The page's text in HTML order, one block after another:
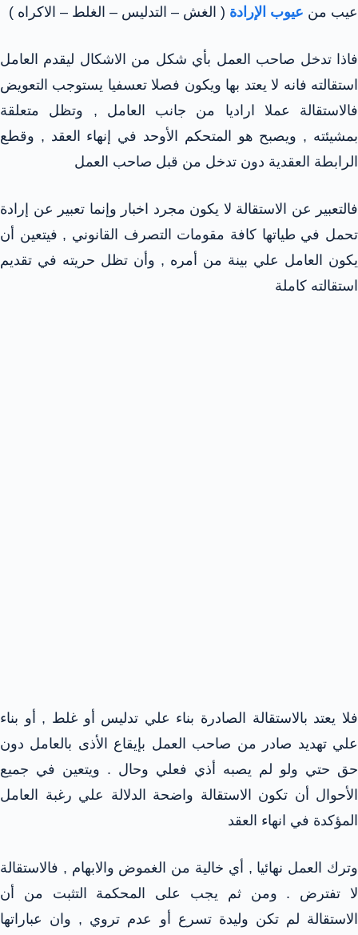
عيب من عيوب الإرادة ( الغش – التدليس – الغلط – الاكراه )
فاذا تدخل صاحب العمل بأي شكل من الاشكال ليقدم العامل
استقالته فانه لا يعتد بها ويكون فصلا تعسفيا يستوجب التعويض
فالاستقالة عملا اراديا من جانب العامل , وتظل متعلقة
بمشيئته , ويصبح هو المتحكم الأوحد في إنهاء العقد , وقطع
الرابطة العقدية دون تدخل من قبل صاحب العمل
فالتعبير عن الاستقالة لا يكون مجرد اخبار وإنما تعبير عن إرادة
تحمل في طياتها كافة مقومات التصرف القانوني , فيتعين أن
يكون العامل علي بينة من أمره , وأن تظل حريته في تقديم
استقالته كاملة
فلا يعتد بالاستقالة الصادرة بناء علي تدليس أو غلط , أو بناء
علي تهديد صادر من صاحب العمل بإيقاع الأذى بالعامل دون
حق حتي ولو لم يصبه أذي فعلي وحال . ويتعين في جميع
الأحوال أن تكون الاستقالة واضحة الدلالة علي رغبة العامل
المؤكدة في انهاء العقد
وترك العمل نهائيا , أي خالية من الغموض والابهام , فالاستقالة
لا تفترض . ومن ثم يجب على المحكمة التثبت من أن
الاستقالة لم تكن وليدة تسرع أو عدم تروي , وان عباراتها